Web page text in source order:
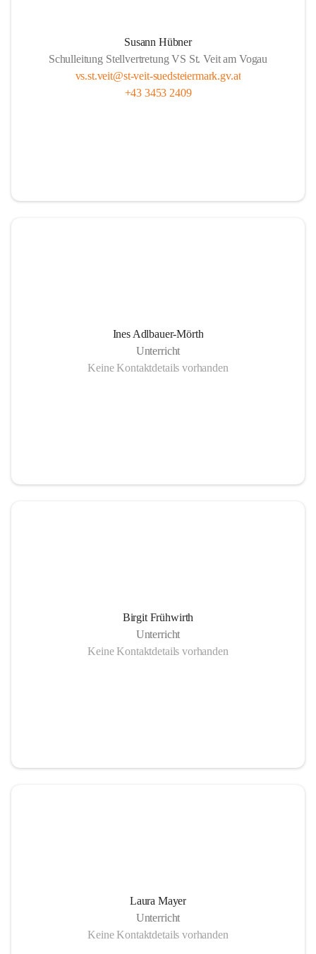
Susann Hübner
Schulleitung Stellvertretung VS St. Veit am Vogau
vs.st.veit@st-veit-suedsteiermark.gv.at
+43 3453 2409
Ines Adlbauer-Mörth
Unterricht
Keine Kontaktdetails vorhanden
Birgit Frühwirth
Unterricht
Keine Kontaktdetails vorhanden
Laura Mayer
Unterricht
Keine Kontaktdetails vorhanden